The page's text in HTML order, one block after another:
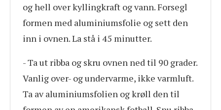
og hell over kyllingkraft og vann. Forsegl
formen med aluminiumsfolie og sett den
inn i ovnen. La stå i 45 minutter.
- Ta ut ribba og skru ovnen ned til 90 grader.
Vanlig over- og undervarme, ikke varmluft.
Ta av aluminiumsfolien og krøll den til